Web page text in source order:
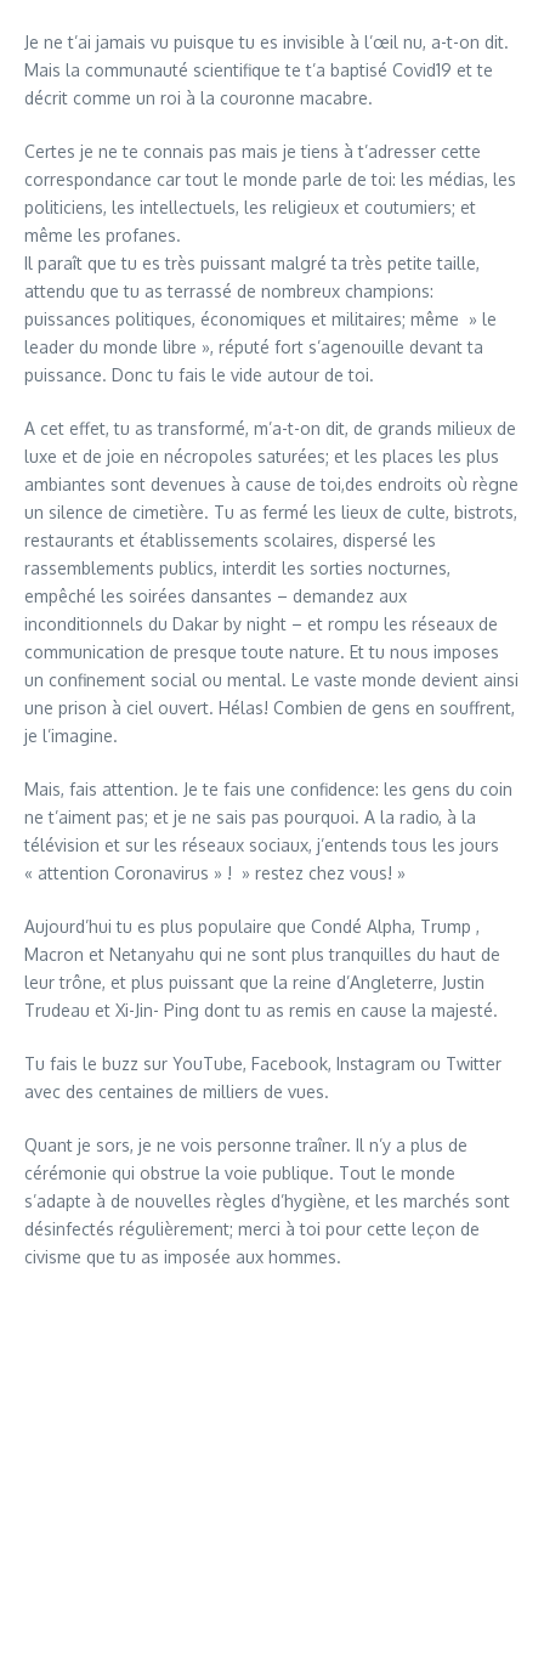
Je ne t’ai jamais vu puisque tu es invisible à l’œil nu, a-t-on dit.
Mais la communauté scientifique te t’a baptisé Covid19 et te
décrit comme un roi à la couronne macabre.
Certes je ne te connais pas mais je tiens à t’adresser cette
correspondance car tout le monde parle de toi: les médias, les
politiciens, les intellectuels, les religieux et coutumiers; et
même les profanes.
Il paraît que tu es très puissant malgré ta très petite taille,
attendu que tu as terrassé de nombreux champions:
puissances politiques, économiques et militaires; même » le
leader du monde libre », réputé fort s’agenouille devant ta
puissance. Donc tu fais le vide autour de toi.
A cet effet, tu as transformé, m’a-t-on dit, de grands milieux de
luxe et de joie en nécropoles saturées; et les places les plus
ambiantes sont devenues à cause de toi,des endroits où règne
un silence de cimetière. Tu as fermé les lieux de culte, bistrots,
restaurants et établissements scolaires, dispersé les
rassemblements publics, interdit les sorties nocturnes,
empêché les soirées dansantes – demandez aux
inconditionnels du Dakar by night – et rompu les réseaux de
communication de presque toute nature. Et tu nous imposes
un confinement social ou mental. Le vaste monde devient ainsi
une prison à ciel ouvert. Hélas! Combien de gens en souffrent,
je l’imagine.
Mais, fais attention. Je te fais une confidence: les gens du coin
ne t’aiment pas; et je ne sais pas pourquoi. A la radio, à la
télévision et sur les réseaux sociaux, j’entends tous les jours
« attention Coronavirus » ! » restez chez vous! »
Aujourd’hui tu es plus populaire que Condé Alpha, Trump ,
Macron et Netanyahu qui ne sont plus tranquilles du haut de
leur trône, et plus puissant que la reine d’Angleterre, Justin
Trudeau et Xi-Jin- Ping dont tu as remis en cause la majesté.
Tu fais le buzz sur YouTube, Facebook, Instagram ou Twitter
avec des centaines de milliers de vues.
Quant je sors, je ne vois personne traîner. Il n’y a plus de
cérémonie qui obstrue la voie publique. Tout le monde
s’adapte à de nouvelles règles d’hygiène, et les marchés sont
désinfectés régulièrement; merci à toi pour cette leçon de
civisme que tu as imposée aux hommes.